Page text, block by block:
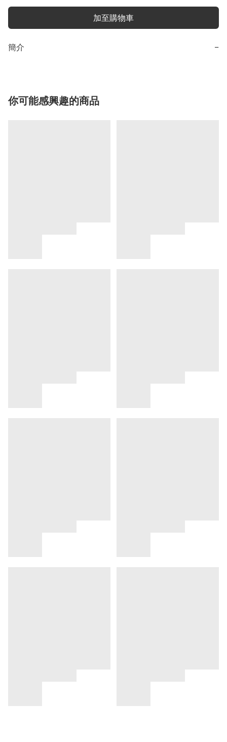
加至購物車
簡介 −
你可能感興趣的商品